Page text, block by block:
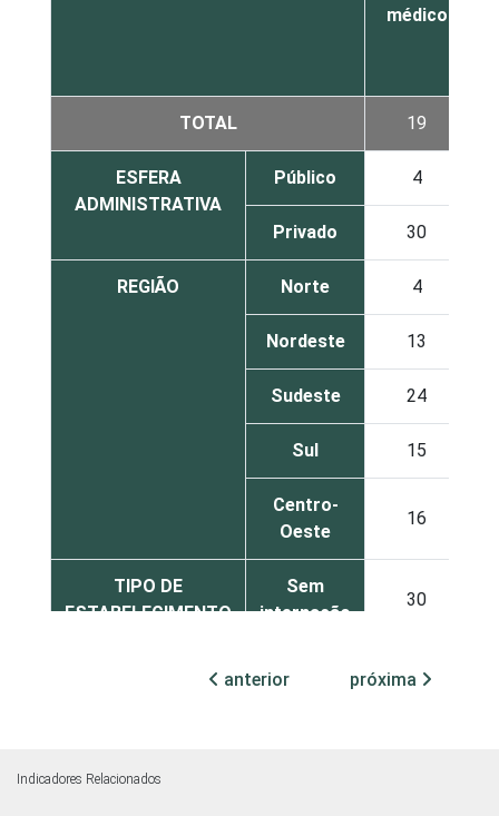
médico
TOTAL 19
ESFERA
ADMINISTRATIVA
Público 4
Privado 30
REGIÃO Norte 4
Nordeste 13
Sudeste 24
Sul 15
Centro-
Oeste
16
TIPO DE
ESTABELECIMENTO
Sem
internação
30
anterior próxima
Indicadores Relacionados